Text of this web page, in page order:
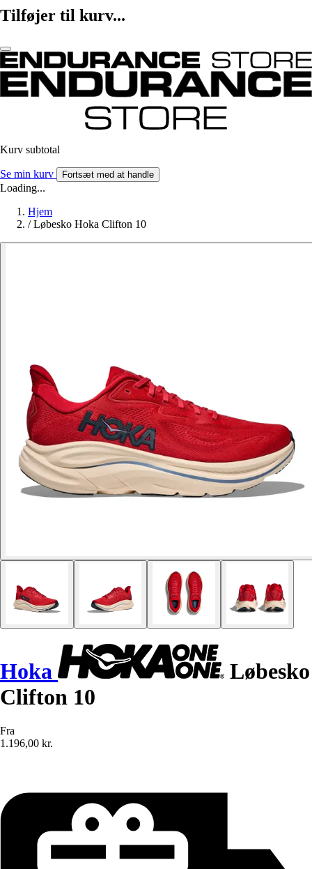
Tilføjer til kurv...
Kurv subtotal
Se min kurv Fortsæt med at handle
Loading...
Hjem
/ Løbesko Hoka Clifton 10
Hoka
Løbesko
Clifton 10
Fra
1.196,00 kr.